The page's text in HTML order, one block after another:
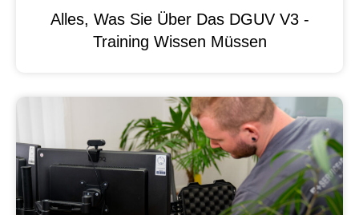
Alles, Was Sie Über Das DGUV V3 -
Training Wissen Müssen